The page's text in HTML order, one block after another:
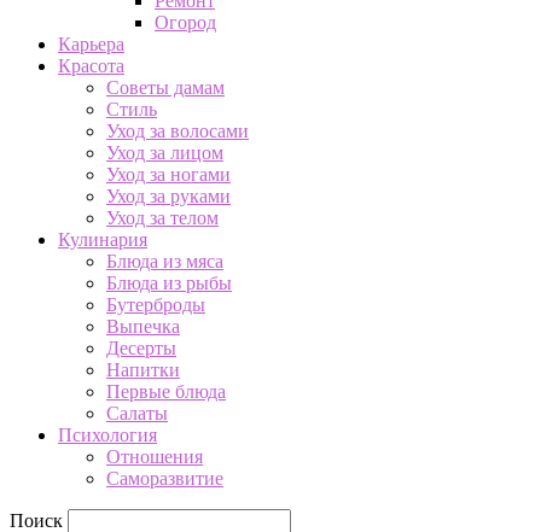
Огород
Карьера
Красота
Советы дамам
Стиль
Уход за волосами
Уход за лицом
Уход за ногами
Уход за руками
Уход за телом
Кулинария
Блюда из мяса
Блюда из рыбы
Бутерброды
Выпечка
Десерты
Напитки
Первые блюда
Салаты
Психология
Отношения
Саморазвитие
Поиск